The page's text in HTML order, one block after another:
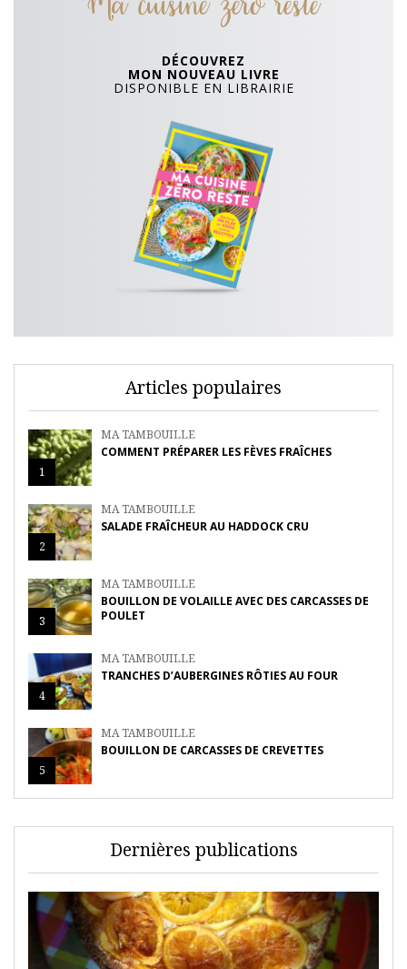
DÉCOUVREZ
MON NOUVEAU LIVRE
DISPONIBLE EN LIBRAIRIE
Articles populaires
1
MA TAMBOUILLE
COMMENT PRÉPARER LES FÈVES FRAÎCHES
2
MA TAMBOUILLE
SALADE FRAÎCHEUR AU HADDOCK CRU
3
MA TAMBOUILLE
BOUILLON DE VOLAILLE AVEC DES CARCASSES DE
POULET
4
MA TAMBOUILLE
TRANCHES D’AUBERGINES RÔTIES AU FOUR
5
MA TAMBOUILLE
BOUILLON DE CARCASSES DE CREVETTES
Dernières publications